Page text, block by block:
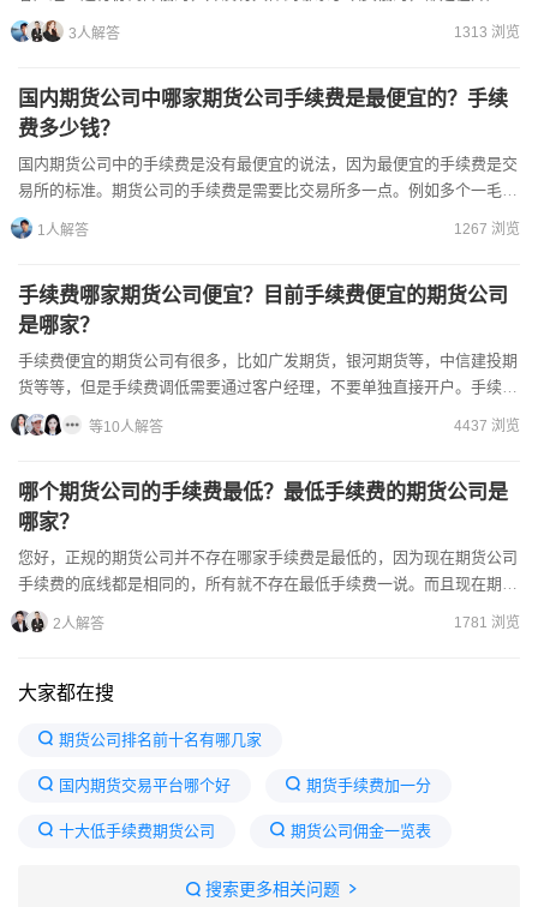
前，先协商，然后满意后在开户的，可以直接加我微信好友，安排...
3人解答 1313 浏览
国内期货公司中哪家期货公司手续费是最便宜的？手续
费多少钱？
国内期货公司中的手续费是没有最便宜的说法，因为最便宜的手续费是交
易所的标准。期货公司的手续费是需要比交易所多一点。例如多个一毛
钱，甚至比交易所基础手续费多几分钱都是可以的。但前提是需要找到期
货经...
1人解答 1267 浏览
手续费哪家期货公司便宜？目前手续费便宜的期货公司
是哪家？
手续费便宜的期货公司有很多，比如广发期货，银河期货等，中信建投期
货等等，但是手续费调低需要通过客户经理，不要单独直接开户。手续费
的调低的方法：1，与客户经理讨价还价，表明自己的资金量较...
等10人解答 4437 浏览
哪个期货公司的手续费最低？最低手续费的期货公司是
哪家？
您好，正规的期货公司并不存在哪家手续费是最低的，因为现在期货公司
手续费的底线都是相同的，所有就不存在最低手续费一说。而且现在期货
公司哪家手续费低，取决于您的开户方式，目前还没有官方公布...
2人解答 1781 浏览
大家都在搜
期货公司排名前十名有哪几家
国内期货交易平台哪个好 期货手续费加一分
十大低手续费期货公司 期货公司佣金一览表
手续费最低的期货公司
搜索更多相关问题